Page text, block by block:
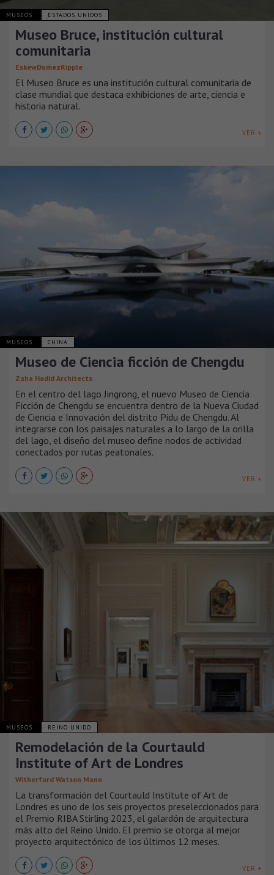
MUSEOS ESTADOS UNIDOS
Museo Bruce, institución cultural
comunitaria
EskewDumezRipple
El Museo Bruce es una institución cultural comunitaria de
clase mundial que destaca exhibiciones de arte, ciencia e
historia natural.
VER +
MUSEOS CHINA
Museo de Ciencia ficción de Chengdu
Zaha Hadid Architects
En el centro del lago Jingrong, el nuevo Museo de Ciencia
Ficción de Chengdu se encuentra dentro de la Nueva Ciudad
de Ciencia e Innovación del distrito Pidu de Chengdu. Al
integrarse con los paisajes naturales a lo largo de la orilla
del lago, el diseño del museo define nodos de actividad
conectados por rutas peatonales.
VER +
MUSEOS REINO UNIDO
Remodelación de la Courtauld
Institute of Art de Londres
Witherford Watson Mann
La transformación del Courtauld Institute of Art de
Londres es uno de los seis proyectos preseleccionados para
el Premio RIBA Stirling 2023, el galardón de arquitectura
más alto del Reino Unido. El premio se otorga al mejor
proyecto arquitectónico de los últimos 12 meses.
VER +